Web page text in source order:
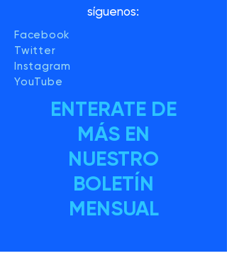
síguenos:
Facebook
Twitter
Instagram
YouTube
ENTERATE DE
MÁS EN
NUESTRO
BOLETÍN
MENSUAL